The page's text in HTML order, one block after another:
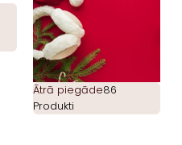
Ātrā piegāde86
Produkti